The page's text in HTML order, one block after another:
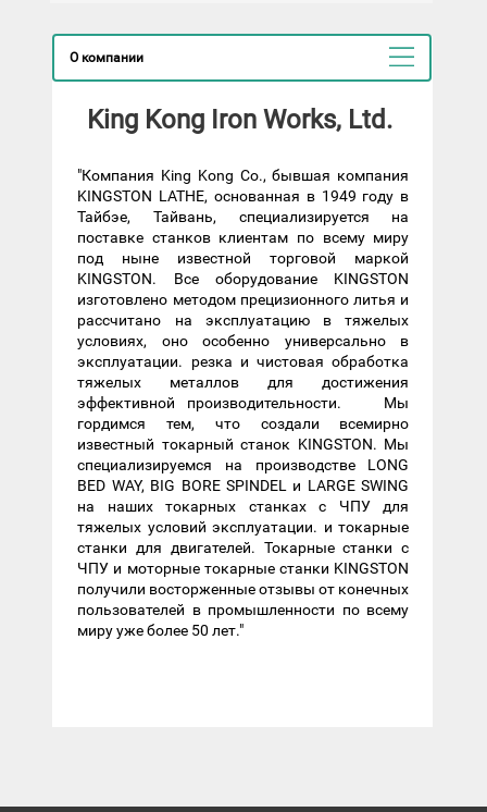
О компании
King Kong Iron Works, Ltd.
"Компания King Kong Co., бывшая компания
KINGSTON LATHE, основанная в 1949 году в
Тайбэе, Тайвань, специализируется на
поставке станков клиентам по всему миру
под ныне известной торговой маркой
KINGSTON. Все оборудование KINGSTON
изготовлено методом прецизионного литья и
рассчитано на эксплуатацию в тяжелых
условиях, оно особенно универсально в
эксплуатации. резка и чистовая обработка
тяжелых металлов для достижения
эффективной производительности. Мы
гордимся тем, что создали всемирно
известный токарный станок KINGSTON. Мы
специализируемся на производстве LONG
BED WAY, BIG BORE SPINDEL и LARGE SWING
на наших токарных станках с ЧПУ для
тяжелых условий эксплуатации. и токарные
станки для двигателей. Токарные станки с
ЧПУ и моторные токарные станки KINGSTON
получили восторженные отзывы от конечных
пользователей в промышленности по всему
миру уже более 50 лет."